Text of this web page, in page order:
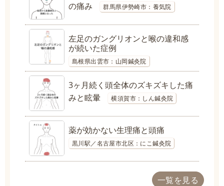
の痛み
群馬県伊勢崎市：養気院
左足のガングリオンと喉の違和感
が続いた症例
島根県出雲市：山岡鍼灸院
3ヶ月続く頭全体のズキズキした痛
みと眩暈
横須賀市：しん鍼灸院
薬が効かない生理痛と頭痛
黒川駅／名古屋市北区：にこ鍼灸院
一覧を見る